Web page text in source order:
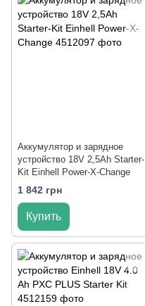
Аккумулятор и зарядное
устройство 18V 2,5Аh Starter-
Kit Einhell Power-X-Change
1 842 грн
Купить